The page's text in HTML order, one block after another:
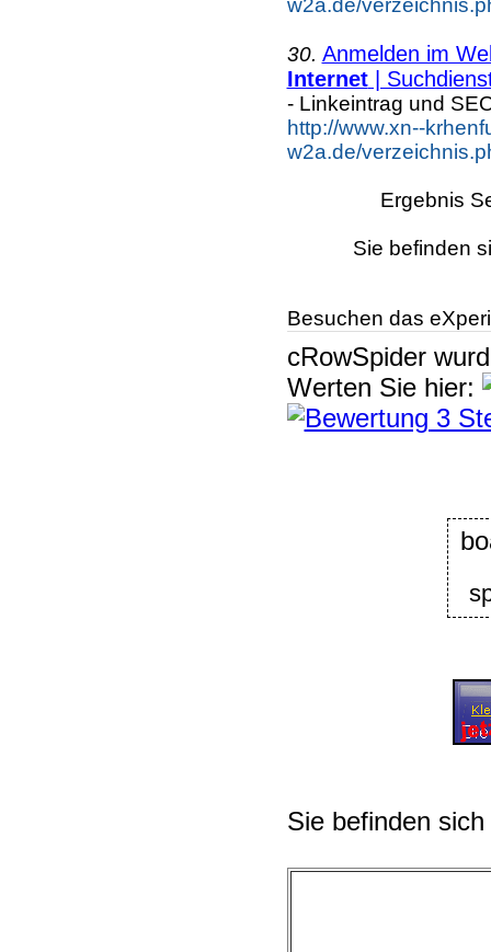
w2a.de/
30. Anmelden im
Internet|
- Linkeintrag und
http://www.xn--
w2a.de/
Ergebnis
Sie befinden
Besuchen das
cRowSpider
Werten Sie hier:
Sie befinden